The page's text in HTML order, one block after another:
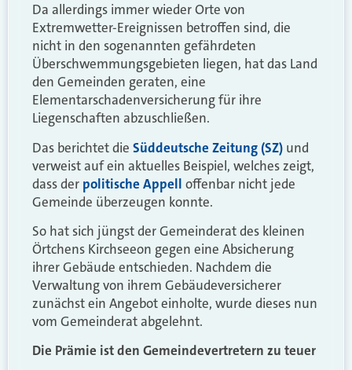
Da allerdings immer wieder Orte von
Extremwetter-Ereignissen betroffen sind, die
nicht in den sogenannten gefährdeten
Überschwemmungsgebieten liegen, hat das Land
den Gemeinden geraten, eine
Elementarschadenversicherung für ihre
Liegenschaften abzuschließen.
Das berichtet die Süddeutsche Zeitung (SZ) und
verweist auf ein aktuelles Beispiel, welches zeigt,
dass der politische Appell offenbar nicht jede
Gemeinde überzeugen konnte.
So hat sich jüngst der Gemeinderat des kleinen
Örtchens Kirchseeon gegen eine Absicherung
ihrer Gebäude entschieden. Nachdem die
Verwaltung von ihrem Gebäudeversicherer
zunächst ein Angebot einholte, wurde dieses nun
vom Gemeinderat abgelehnt.
Die Prämie ist den Gemeindevertretern zu teuer